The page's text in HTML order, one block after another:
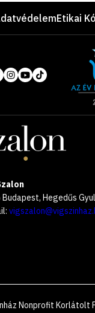
Etikai
the
Budapest, Hegedűs
Nonprofit Korlátolt